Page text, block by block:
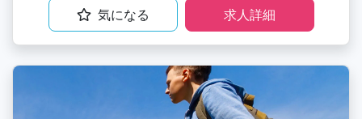
気になる 求人詳細